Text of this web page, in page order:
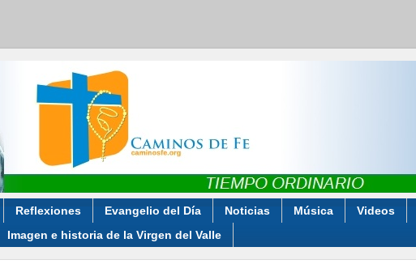
Reflexiones Evangelio del Día Noticias Música Videos
Imagen e historia de la Virgen del Valle